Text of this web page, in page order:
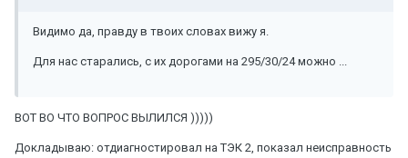
Видимо да, правду в твоих словах вижу я.
Для нас старались, с их дорогами на 295/30/24 можно ...
ВОТ ВО ЧТО ВОПРОС ВЫЛИЛСЯ )))))
Докладываю: отдиагностировал на ТЭК 2, показал неисправность